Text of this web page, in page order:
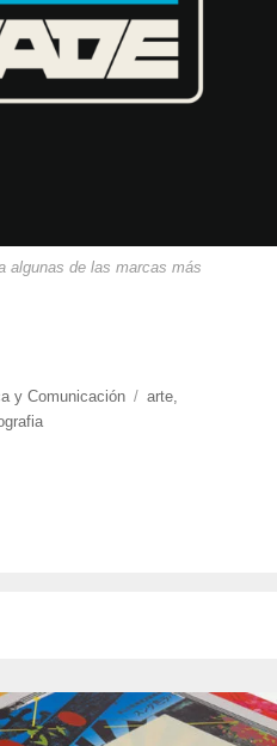
algunas de las marcas más
redaccion/
y Comunicación Etiquetas
arte